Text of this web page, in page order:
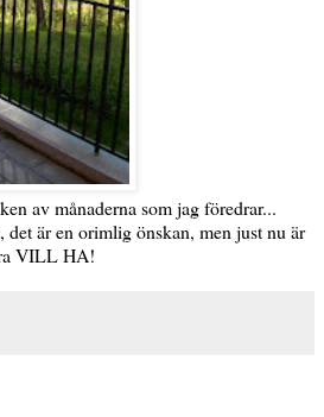
av månaderna som jag föredrar...
det är en orimlig önskan, men just nu är
VILL HA!